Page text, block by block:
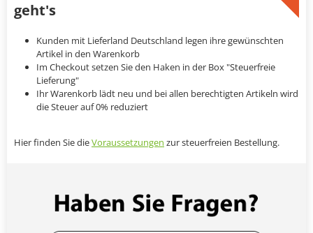
geht's
Kunden mit Lieferland Deutschland legen ihre gewünschten
Artikel in den Warenkorb
Im Checkout setzen Sie den Haken in der Box "Steuerfreie
Lieferung"
Ihr Warenkorb lädt neu und bei allen berechtigten Artikeln wird
die Steuer auf 0% reduziert
Hier finden Sie dieVoraussetzungen zur steuerfreien Bestellung.